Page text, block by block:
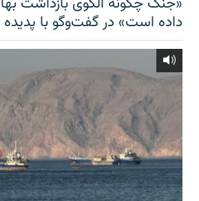
داده است» در گفت‌وگو با پدیده